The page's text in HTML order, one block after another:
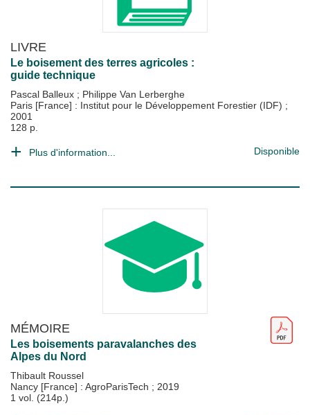
LIVRE
Le boisement des terres agricoles :
guide technique
Pascal Balleux ; Philippe Van Lerberghe
Paris [France] : Institut pour le Développement Forestier (IDF) ;
2001
128 p.
Plus d'information... Disponible
MÉMOIRE
Les boisements paravalanches des
Alpes du Nord
Thibault Roussel
Nancy [France] : AgroParisTech ; 2019
1 vol. (214p.)